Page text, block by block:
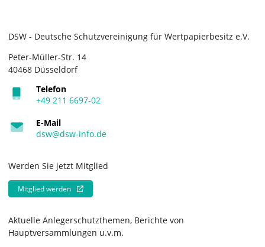
DSW - Deutsche Schutzvereinigung für Wertpapierbesitz e.V.
Peter-Müller-Str. 14
40468 Düsseldorf
Telefon
+49 211 6697-02
E-Mail
dsw@dsw-info.de
Werden Sie jetzt Mitglied
Mitglied werden
Aktuelle Anlegerschutzthemen, Berichte von
Hauptversammlungen u.v.m.